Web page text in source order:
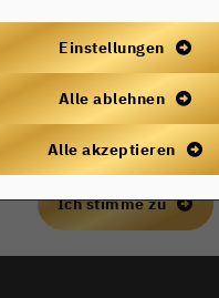
und Social-
akzeptiert werden,
auf diese Inhalte keiner
Zustimmung mehr
Ich stimme zu
Einstellungen
Alle ablehnen
Alle akzeptieren